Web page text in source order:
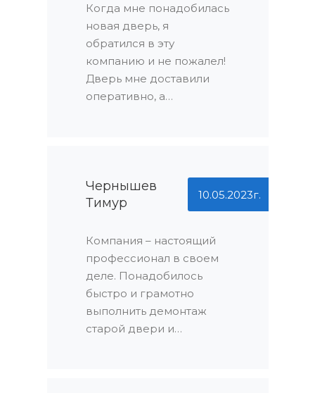
на встречу, помогая
разрешить любые
вопросы и проблемы. У
меня не осталось ни
одного нерешенного
вопроса!
Когда мне понадобилась
новая дверь, я
обратился в эту
компанию и не пожалел!
Дверь мне доставили
оперативно, а
ура. А еще я был приятно
удивлен наличием
объема заказа. Это
действительно выгодно!
Чернышев
Тимур
10.05.2023г.
Компания – настоящий
профессионал в своем
деле. Понадобилось
быстро и грамотно
выполнить демонтаж
старой двери и